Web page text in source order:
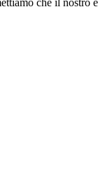
che il nostro è